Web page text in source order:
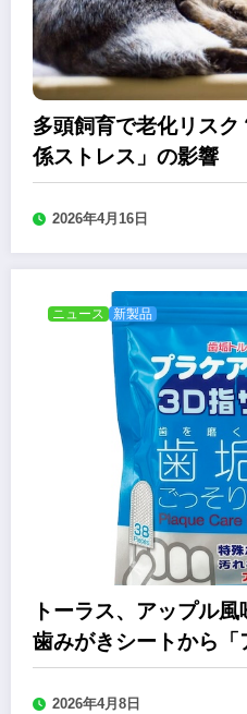
多頭飼育で老化リス
係ストレス」の影響
2026年4月16日
ニュース 新製品
トーラス、アップル
歯みがきシートから
2026年4月8日